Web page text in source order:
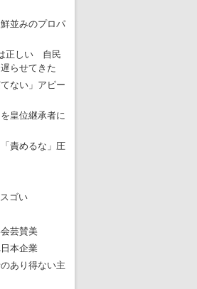
催特別企画 大ウソだら
入場行進にすぎやまこういちの曲、杉田水脈の
ソだらけの東京五輪！ 安倍・菅・森はどんな嘘を
ッカー・久保建英が南アの陽性者に「僕らに損ではない
関係者が入国当日、築地を散歩！
並みのプロパ
正しい 自民
らせてきた
ない」アピー
皇位継承者に
責めるな」圧
ゴい
芸賛美
本企業
あり得ない主